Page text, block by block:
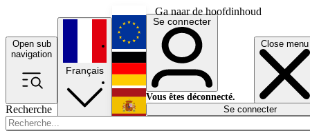
Ga naar de hoofdinhoud
Open sub
navigation
Close menu
Recherche
Français
English
Deutsch
Español
Se connecter
Vous êtes déconnecté.
Se connecter